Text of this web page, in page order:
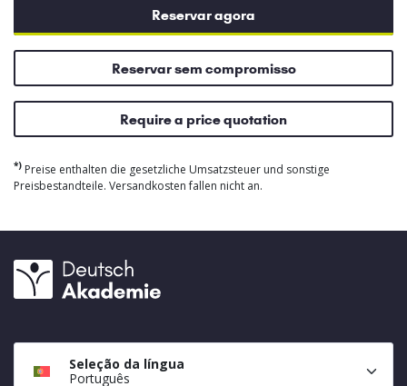
Reservar agora
Reservar sem compromisso
Require a price quotation
*) Preise enthalten die gesetzliche Umsatzsteuer und sonstige
Preisbestandteile. Versandkosten fallen nicht an.
Seleção da língua
Português